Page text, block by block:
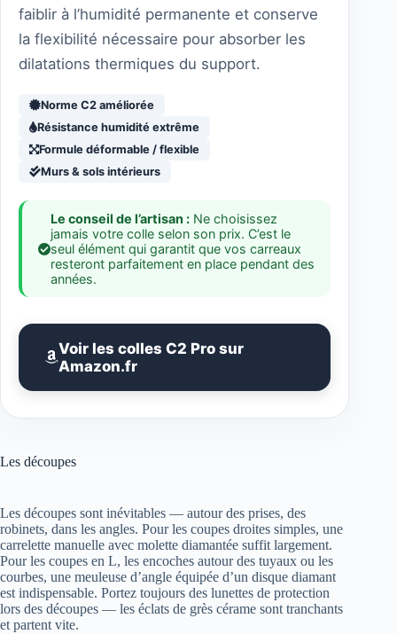
faiblir à l’humidité permanente et conserve
la flexibilité nécessaire pour absorber les
dilatations thermiques du support.
Norme C2 améliorée
Résistance humidité extrême
Formule déformable / flexible
Murs & sols intérieurs
Le conseil de l’artisan : Ne choisissez
jamais votre colle selon son prix. C’est le
seul élément qui garantit que vos carreaux
resteront parfaitement en place pendant des
années.
Voir les colles C2 Pro sur
Amazon.fr
Les découpes
Les découpes sont inévitables — autour des prises, des
robinets, dans les angles. Pour les coupes droites simples, une
carrelette manuelle avec molette diamantée suffit largement.
Pour les coupes en L, les encoches autour des tuyaux ou les
courbes, une meuleuse d’angle équipée d’un disque diamant
est indispensable. Portez toujours des lunettes de protection
lors des découpes — les éclats de grès cérame sont tranchants
et partent vite.